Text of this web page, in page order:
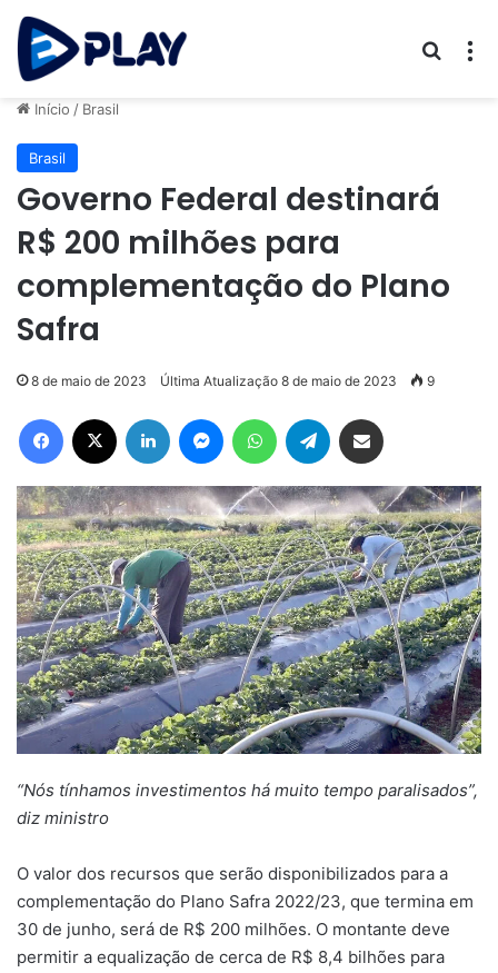
Início / Brasil
Brasil
Governo Federal destinará
R$ 200 milhões para
complementação do Plano
Safra
8 de maio de 2023 Última Atualização 8 de maio de 2023 9
Facebook Linkedin MessengerWhatsAppTelegram
“Nós tínhamos investimentos há muito tempo paralisados”,
diz ministro
O valor dos recursos que serão disponibilizados para a
complementação do Plano Safra 2022/23, que termina em
30 de junho, será de R$ 200 milhões. O montante deve
permitir a equalização de cerca de R$ 8,4 bilhões para